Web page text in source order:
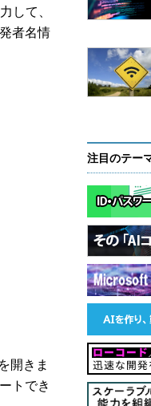
して、
者名情
開きま
トでき
注目のテー